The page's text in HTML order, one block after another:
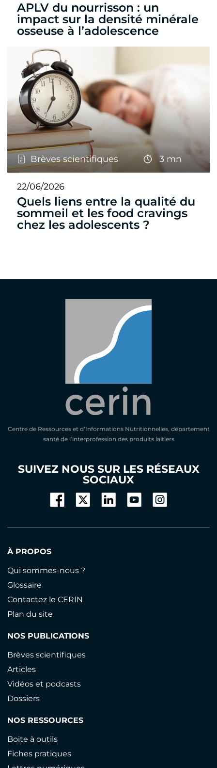
APLV du nourrisson : un
impact sur la densité minérale
osseuse à l’adolescence
Brèves scientifiques 3 mn
22/06/2026
Quels liens entre la qualité du
sommeil et les food cravings
chez les adolescents ?
Centre de Ressources et d’Informations Nutritionnelles, département
santé de l’interprofession des produits laitiers
SUIVEZ NOUS SUR LES RÉSEAUX
SOCIAUX
À PROPOS
Qui sommes-nous ?
Glossaire
Contactez le CERIN
Plan du site
NOS PUBLICATIONS
Brèves scientifiques
Articles
Vidéos et podcasts
Dossiers
NOS RESSOURCES
Boite à outils
Fiches pratiques